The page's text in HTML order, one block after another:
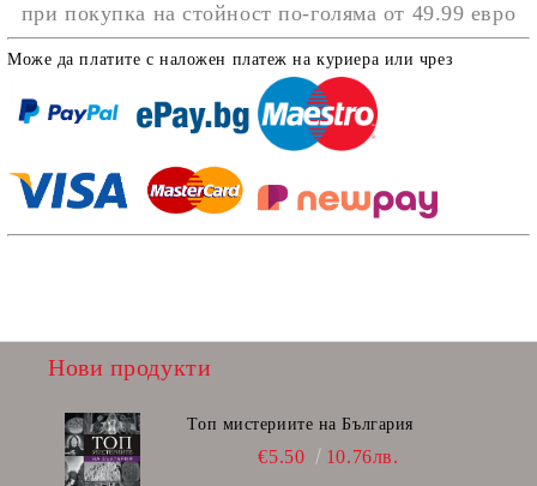
при покупка на стойност по-голяма от 49.99 евро
Може да платите с наложен платеж на куриера или чрез
Нови продукти
Топ мистериите на България
€5.50 10.76лв.